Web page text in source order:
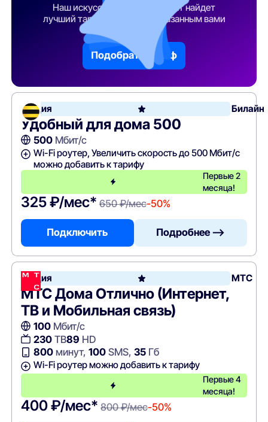
Наш искусственный интеллект найдет
лучший тарифный план по указанным вами
Подобрать тариф
Акция Билайн
Удобный для дома 500
500Мбит/с
Wi-Fi роутер, Увеличить скорость до 500 Мбит/с
можно добавить к тарифу
Первые 2
месяца!
325 ₽/мес* 650 ₽/мес-50%
Подключить Подробнее —>
Акция МТС
МТС Дома Отлично (Интернет,
ТВ и Мобильная связь)
100Мбит/с
230ТВ89 HD
800минут, 100SMS, 35Гб
Wi-Fi роутер можно добавить к тарифу
Первые 4
месяца!
400 ₽/мес* 800 ₽/мес-50%